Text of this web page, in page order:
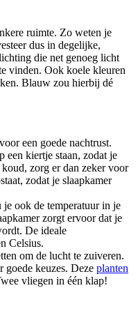
ruimte. Zo weten je
dus in degelijke,
die net genoeg licht
vinden. Ook koele kleuren
Blauw zou hierbij dé
een goede nachtrust.
een kiertje staan, zodat je
zorg er dan zeker voor
zodat je slaapkamer
je ook de temperatuur in je
zorgt ervoor dat je
De ideale
Celsius.
om de lucht te zuiveren.
keuzes. Deze planten
vliegen in één klap!